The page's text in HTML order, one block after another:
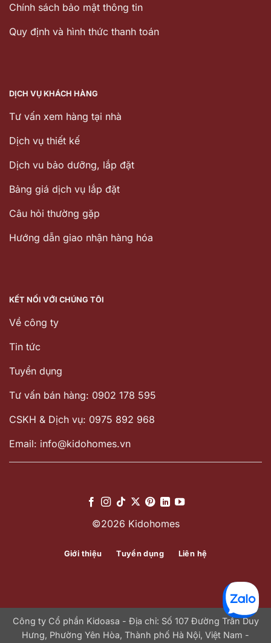
Chính sách bảo mật thông tin
Quy định và hình thức thanh toán
DỊCH VỤ KHÁCH HÀNG
Tư vấn xem hàng tại nhà
Dịch vụ thiết kế
Dịch vu bảo dưỡng, lắp đặt
Bảng giá dịch vụ lắp đặt
Câu hỏi thường gặp
Hướng dẫn giao nhận hàng hóa
KẾT NỐI VỚI CHÚNG TÔI
Về công ty
Tin tức
Tuyển dụng
Tư vấn bán hàng: 0902 178 595
CSKH & Dịch vụ: 0975 892 968
Email: info@kidohomes.vn
©2026 Kidohomes
Giới thiệu Tuyển dụng Liên hệ
Công ty Cổ phần Kidoasa - Địa chỉ: Số 107 Đường Trần Duy
Hưng, Phường Yên Hòa, Thành phố Hà Nội, Việt Nam -